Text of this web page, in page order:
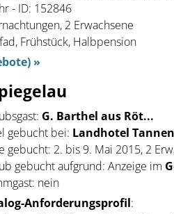
- ID: 152846
2 Erwachsene
Frühstück, Halbpension
»
G. Barthel aus Röt...
gebucht bei: Landhotel
gebucht: 2. bis 9. Mai 2015, 2
gebucht aufgrund: Anzeige im
nein
Anforderungsprofil: